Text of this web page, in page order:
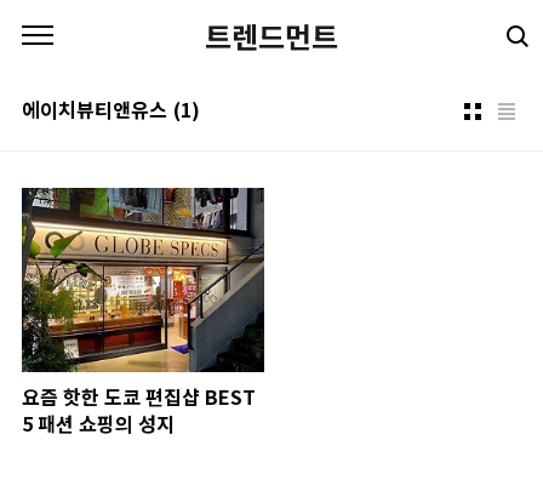
트렌드먼트
에이치뷰티앤유스 (1)
요즘 핫한 도쿄 편집샵 BEST
5 패션 쇼핑의 성지